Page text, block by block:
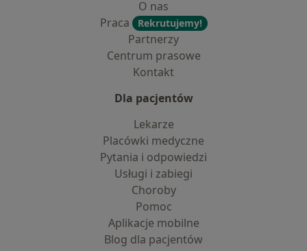
O nas
Praca
Rekrutujemy!
Partnerzy
Centrum prasowe
Kontakt
Dla pacjentów
Lekarze
Placówki medyczne
Pytania i odpowiedzi
Usługi i zabiegi
Choroby
Pomoc
Aplikacje mobilne
Blog dla pacjentów